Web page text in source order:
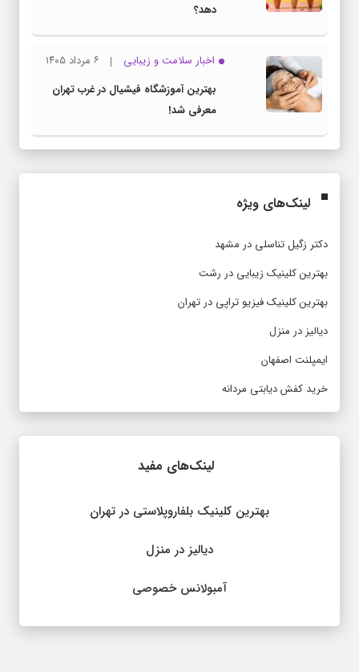
دهد؟
اخبار سلامت و زیبایی
۶ مرداد ۱۴۰۵
بهترین آموزشگاه فیشیال در غرب تهران
معرفی شد!
لینک‌های ویژه
دکتر زگیل تناسلی در مشهد
بهترین کلینیک زیبایی در رشت
بهترین کلینیک فیزیو تراپی در تهران
دیالیز در منزل
ایمپلنت اصفهان
خرید کفش دیابتی مردانه
لینک‌های مفید
بهترین کلینیک بلفاروپلاستی در تهران
دیالیز در منزل
آمبولانس خصوصی